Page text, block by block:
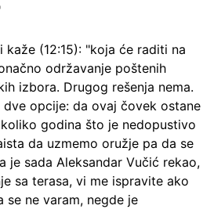
(12:15): "koja će raditi na
održavanje poštenih
izbora. Drugog rešenja nema.
dve opcije: da ovaj čovek ostane
godina što je nedopustivo
da uzmemo oružje pa da se
je sada Aleksandar Vučić rekao,
sa terasa, vi me ispravite ako
se ne varam, negde je